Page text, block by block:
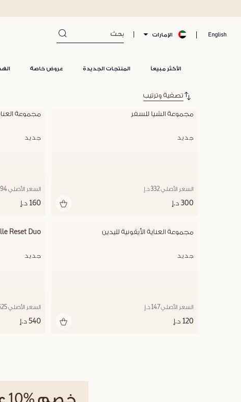
English الإمارات
الأكثر مبيعاً المنتجات الجديدة عروض خاصة
تصفية وترتيب
مجموعة الشيا للسفر
جديد
300 د.إ
السعر الأصلي 332 د.إ
مجموعة
جديد
160 د.إ
السعر الأصلي 194 د.إ
مجموعة العناية الأيقونية لليدين
جديد
120 د.إ
السعر الأصلي 147 د.إ
Reset Duo
جديد
540 د.إ
السعر الأصلي 625 د.إ